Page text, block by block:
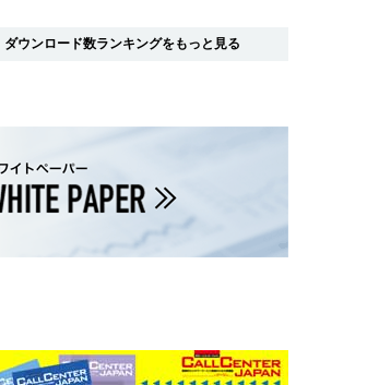
ダウンロード数ランキングをもっと見る